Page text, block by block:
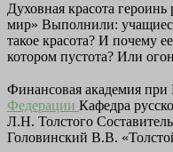
Духовная красота
мир» Выполнили:
такое красота? И почему
котором пустота? Или
Финансовая академия при
Федерации Кафедра
Л.Н. Толстого
Головинский В.В.